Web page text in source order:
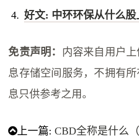
好文: 中环环保从什么股
免责声明： 内容来自用户
息存储空间服务，不拥有
息只供参考之用。
上一篇:CBD全称是什么